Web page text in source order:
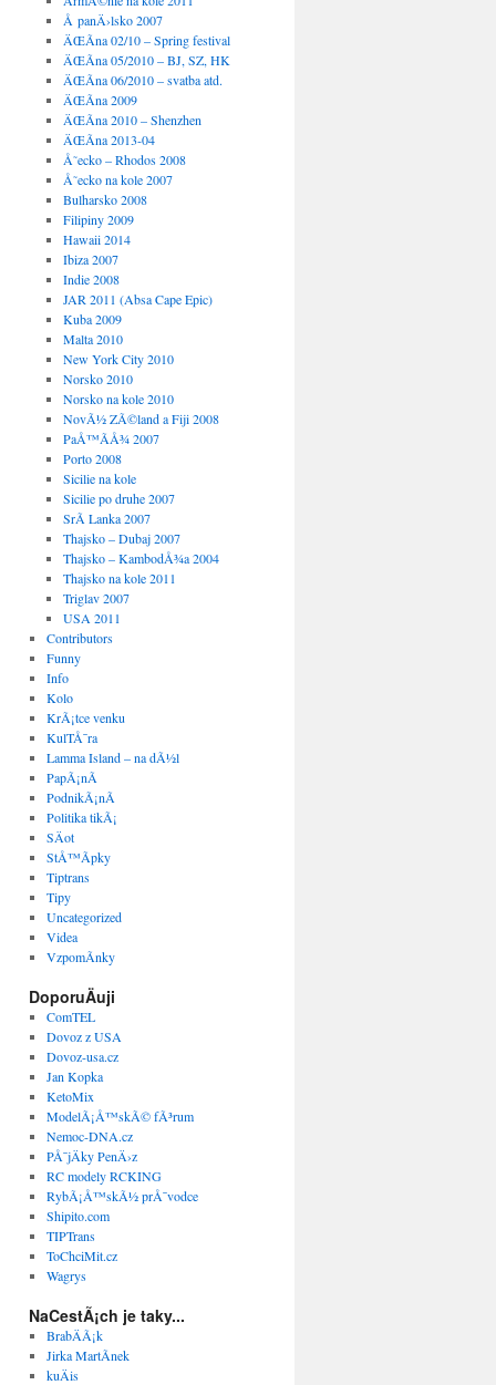
Å panÄ›lsko 2007
ÄŒÃ­na 02/10 – Spring festival
ÄŒÃ­na 05/2010 – BJ, SZ, HK
ÄŒÃ­na 06/2010 – svatba atd.
ÄŒÃ­na 2009
ÄŒÃ­na 2010 – Shenzhen
ÄŒÃ­na 2013-04
Å˜ecko – Rhodos 2008
Å˜ecko na kole 2007
Bulharsko 2008
Filipiny 2009
Hawaii 2014
Ibiza 2007
Indie 2008
JAR 2011 (Absa Cape Epic)
Kuba 2009
Malta 2010
New York City 2010
Norsko 2010
Norsko na kole 2010
NovÃ½ ZÃ©land a Fiji 2008
PaÅ™Ã­Å¾ 2007
Porto 2008
Sicilie na kole
Sicilie po druhe 2007
SrÃ­ Lanka 2007
Thajsko – Dubaj 2007
Thajsko – KambodÅ¾a 2004
Thajsko na kole 2011
Triglav 2007
USA 2011
Contributors
Funny
Info
Kolo
KrÃ¡tce venku
KulTÅ¯ra
Lamma Island – na dÃ½l
PapÃ¡nÃ­
PodnikÃ¡nÃ­
Politika tikÃ¡
SÄot
StÅ™Ã­pky
Tiptrans
Tipy
Uncategorized
Videa
VzpomÃ­nky
DoporuÄuji
ComTEL
Dovoz z USA
Dovoz-usa.cz
Jan Kopka
KetoMix
ModelÃ¡Å™skÃ© fÃ³rum
Nemoc-DNA.cz
PÅ¯jÄky PenÄ›z
RC modely RCKING
RybÃ¡Å™skÃ½ prÅ¯vodce
Shipito.com
TIPTrans
ToChciMit.cz
Wagrys
NaCestÃ¡ch je taky...
BrabÄÃ¡k
Jirka MartÃ­nek
kuÄis